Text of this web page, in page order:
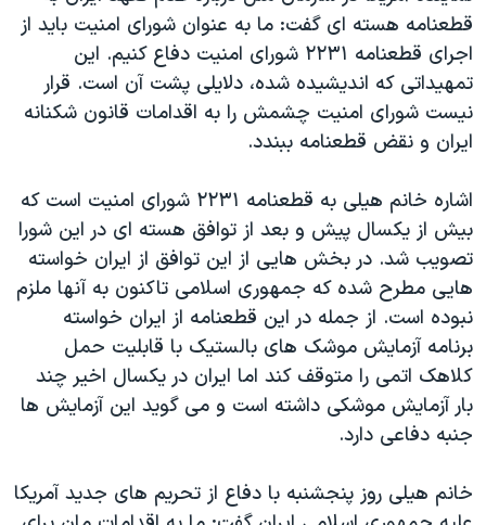
قطعنامه هسته ای گفت: ما به عنوان شورای امنیت باید از
اجرای قطعنامه ۲۲۳۱ شورای امنیت دفاع کنیم. این
تمهیداتی که اندیشیده شده، دلایلی پشت آن است. قرار
نیست شورای امنیت چشمش را به اقدامات قانون شکنانه
ایران و نقض قطعنامه ببندد.
اشاره خانم هیلی به قطعنامه ۲۲۳۱ شورای امنیت است که
بیش از یکسال پیش و بعد از توافق هسته ای در این شورا
تصویب شد. در بخش هایی از این توافق از ایران خواسته
هایی مطرح شده که جمهوری اسلامی تاکنون به آنها ملزم
نبوده است. از جمله در این قطعنامه از ایران خواسته
برنامه آزمایش موشک های بالستیک با قابلیت حمل
کلاهک اتمی را متوقف کند اما ایران در یکسال اخیر چند
بار آزمایش موشکی داشته است و می گوید این آزمایش ها
جنبه دفاعی دارد.
خانم هیلی روز پنجشنبه با دفاع از تحریم های جدید آمریکا